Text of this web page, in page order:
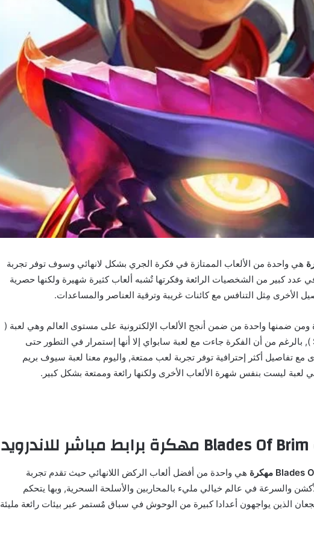
هي واحدة من الألعاب الممتازة في فكرة الجري بشكل لانهائي وسوف توفر تجربة
كبير من الشخصيات الرائعة وفكرتها تٌشبه ألعاب كثيرة شهيرة ولكنها حصرية
الأخرى مِثل التنافس مع كائنات غريبة وترقية العناصر والمساعدات.
ومن ضمنها واحدة من ضمن أنجح الألعاب الإلكترونية على مستوى العالم وهي لعبة (
سابوي / Subway Surfers ), بالرغم من أن الفكرة جاءت مع لعبة سابواي إلا أنها إستمرار في التطور حتى
تفاصيل أكثر إحترافية توفر تجربة لعب ممتعة, واليوم معنا لعبة سيوف بريم
هي واحدة من أفضل ألعاب الركض اللانهائي حيث تقدم تجربة
والسرعة في عالم خيالي مليء بالمحاربين والأسلحة السحرية, وبها يتحكم
الذين يواجهون أعدادا كبيرة من الوحوش في سباق مٌستمر عبر بيئات رائعة مليئة